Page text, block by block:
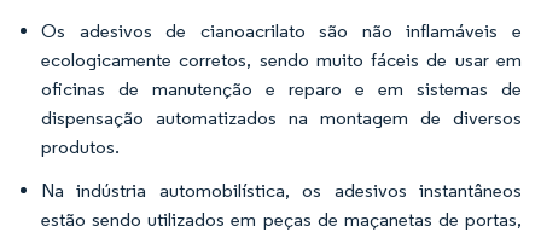
Os adesivos de cianoacrilato são não inflamáveis e
ecologicamente corretos, sendo muito fáceis de usar em
oficinas de manutenção e reparo e em sistemas de
dispensação automatizados na montagem de diversos
produtos.
Na indústria automobilística, os adesivos instantâneos
estão sendo utilizados em peças de maçanetas de portas,